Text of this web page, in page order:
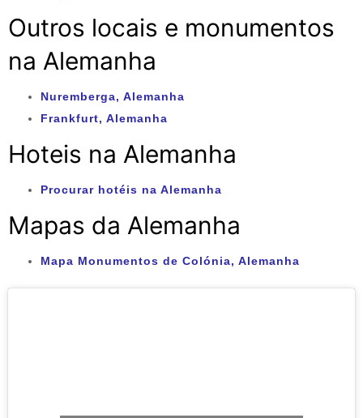
Outros locais e monumentos
na Alemanha
Nuremberga, Alemanha
Frankfurt, Alemanha
Hoteis na Alemanha
Procurar hotéis na Alemanha
Mapas da Alemanha
Mapa Monumentos de Colónia, Alemanha